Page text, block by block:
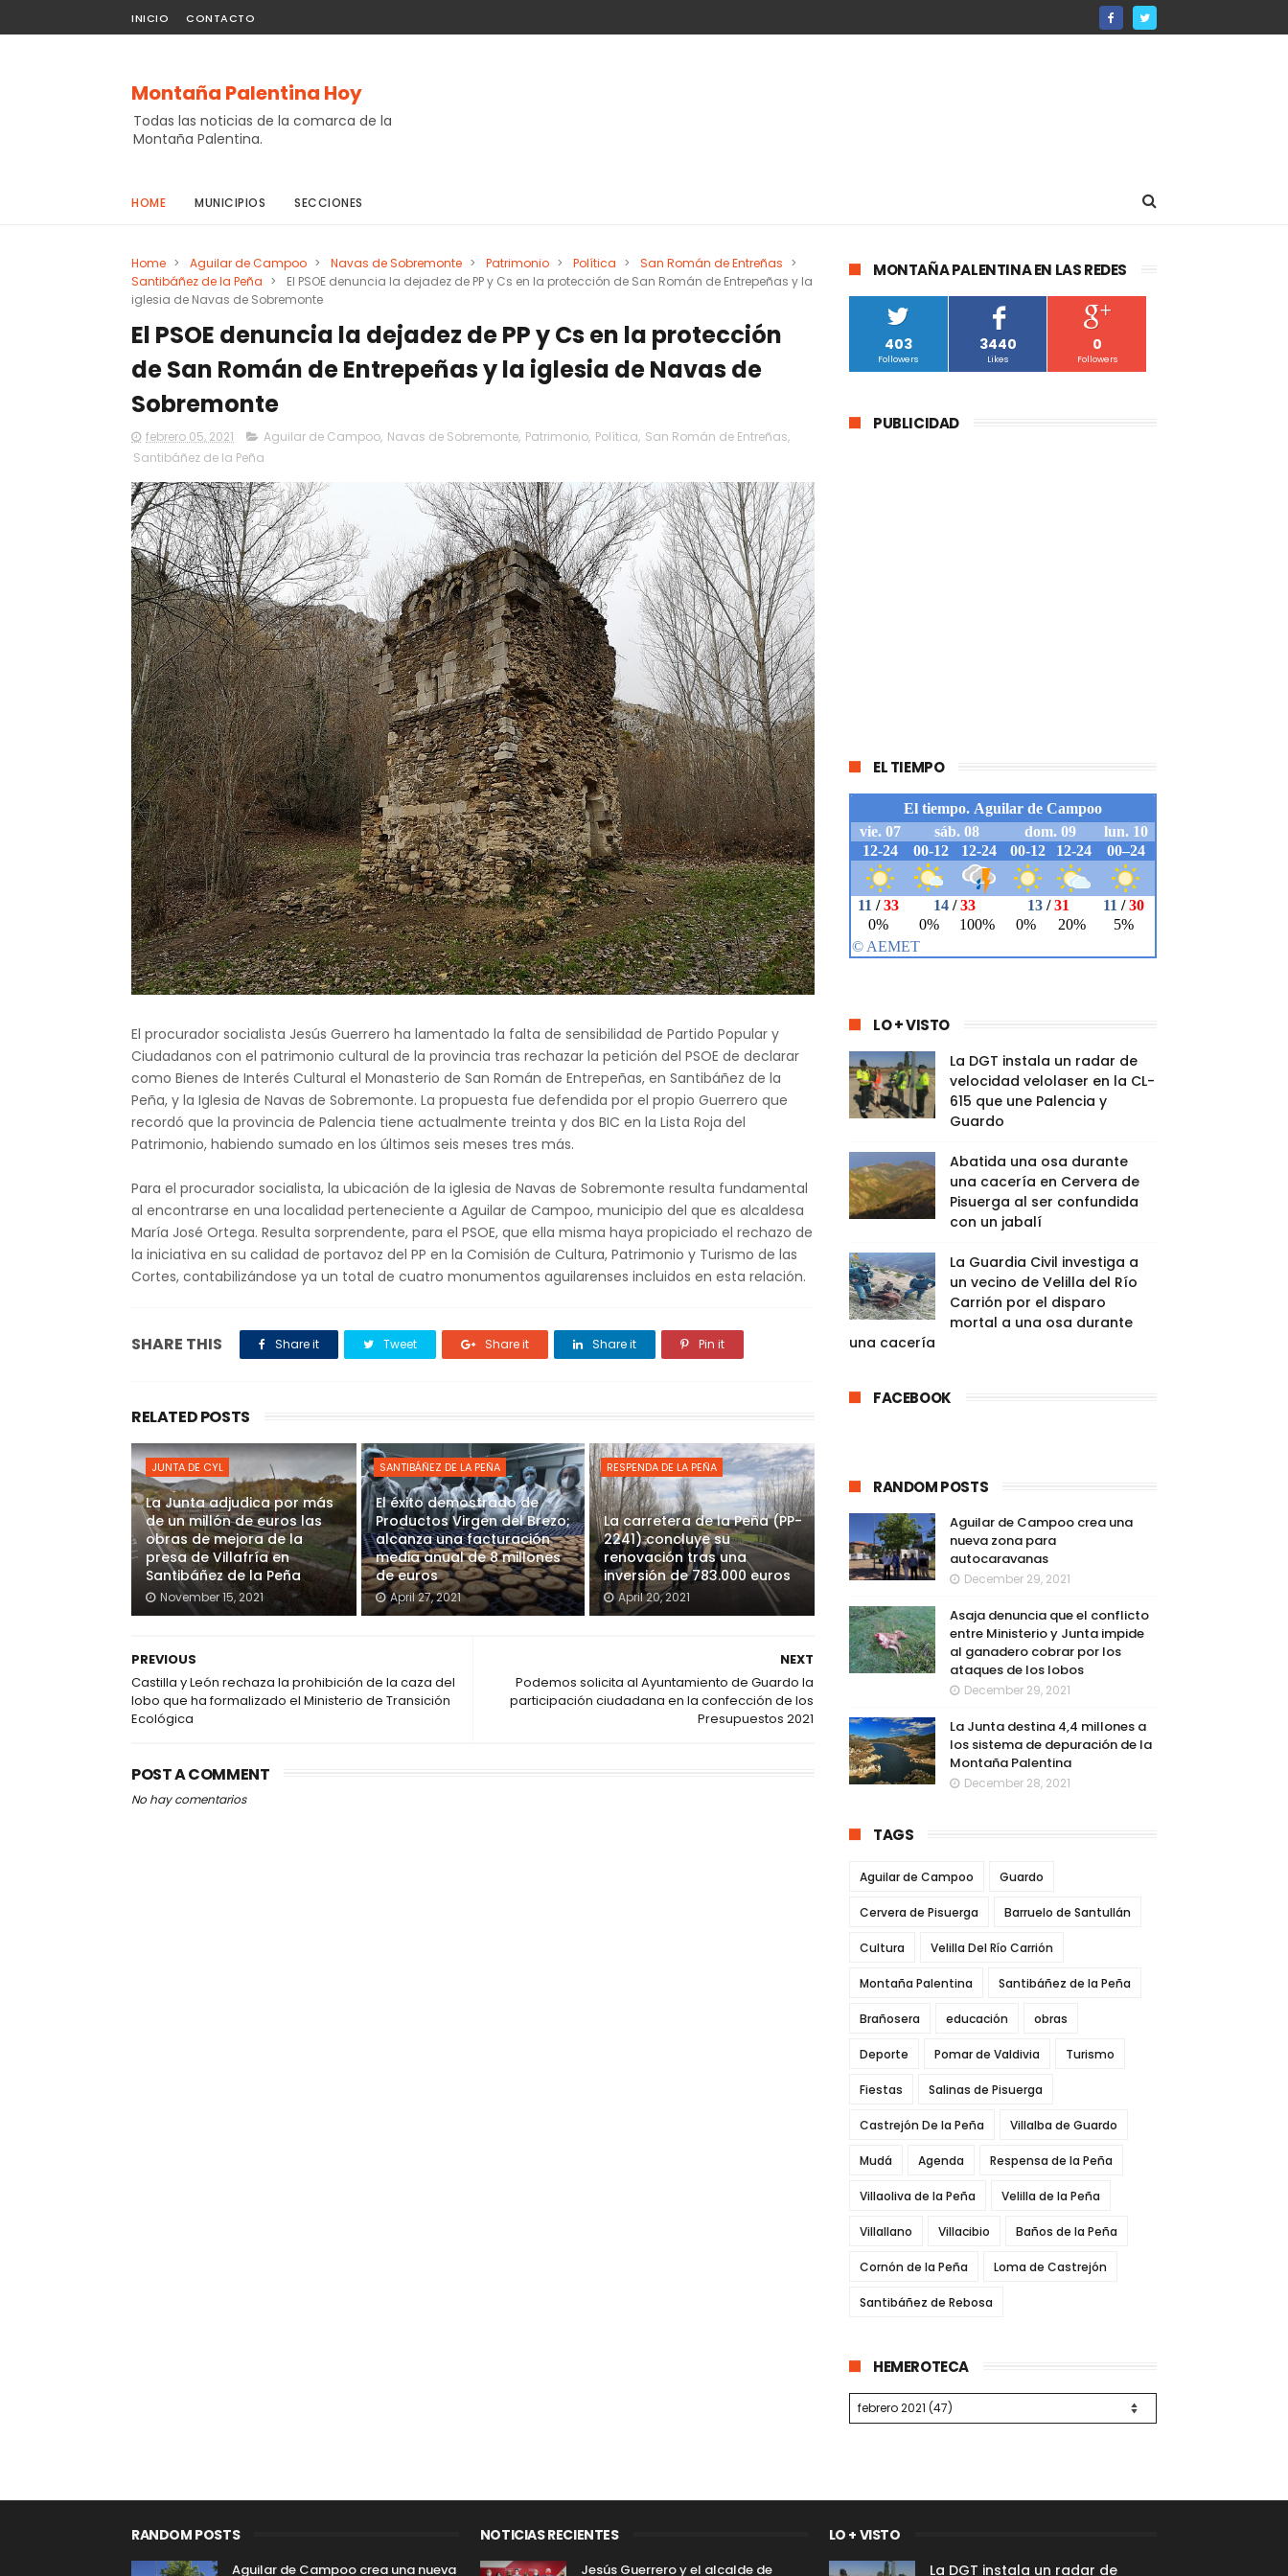
INICIO CONTACTO
Montaña Palentina Hoy
Todas las noticias de la comarca de la
Montaña Palentina.
HOME MUNICIPIOS SECCIONES
Home > Aguilar de Campoo > Navas de Sobremonte > Patrimonio > Política > San Román de Entreñas >
Santibáñez de la Peña >
El PSOE denuncia la dejadez de PP y Cs en la protección de San Román de Entrepeñas y la
iglesia de Navas de Sobremonte
El PSOE denuncia la dejadez de PP y Cs en la protección
de San Román de Entrepeñas y la iglesia de Navas de
Sobremonte
febrero 05, 2021 Aguilar de Campoo, Navas de Sobremonte, Patrimonio, Política, San Román de Entreñas,
Santibáñez de la Peña
El procurador socialista Jesús Guerrero ha lamentado la falta de sensibilidad de Partido Popular y
Ciudadanos con el patrimonio cultural de la provincia tras rechazar la petición del PSOE de declarar
como Bienes de Interés Cultural el Monasterio de San Román de Entrepeñas, en Santibáñez de la
Peña, y la Iglesia de Navas de Sobremonte. La propuesta fue defendida por el propio Guerrero que
recordó que la provincia de Palencia tiene actualmente treinta y dos BIC en la Lista Roja del
Patrimonio, habiendo sumado en los últimos seis meses tres más.
Para el procurador socialista, la ubicación de la iglesia de Navas de Sobremonte resulta fundamental
al encontrarse en una localidad perteneciente a Aguilar de Campoo, municipio del que es alcaldesa
María José Ortega. Resulta sorprendente, para el PSOE, que ella misma haya propiciado el rechazo de
la iniciativa en su calidad de portavoz del PP en la Comisión de Cultura, Patrimonio y Turismo de las
Cortes, contabilizándose ya un total de cuatro monumentos aguilarenses incluidos en esta relación.
SHARE THIS Share it Tweet Share it Share it Pin it
RELATED POSTS
JUNTA DE CYL
La Junta adjudica por más
de un millón de euros las
obras de mejora de la
presa de Villafría en
Santibáñez de la Peña
November 15, 2021
SANTIBÁÑEZ DE LA PEÑA
El éxito demostrado de
Productos Virgen del Brezo;
alcanza una facturación
media anual de 8 millones
de euros
April 27, 2021
RESPENDA DE LA PEÑA
La carretera de la Peña (PP-
2241) concluye su
renovación tras una
inversión de 783.000 euros
April 20, 2021
NEXT
Podemos solicita al Ayuntamiento de Guardo la
participación ciudadana en la confección de los
Presupuestos 2021
PREVIOUS
Castilla y León rechaza la prohibición de la caza del
lobo que ha formalizado el Ministerio de Transición
Ecológica
POST A COMMENT
No hay comentarios
MONTAÑA PALENTINA EN LAS REDES
403
Followers
3440
Likes
0
Followers
PUBLICIDAD
EL TIEMPO
LO + VISTO
La DGT instala un radar de
velocidad velolaser en la CL-
615 que une Palencia y
Guardo
Abatida una osa durante
una cacería en Cervera de
Pisuerga al ser confundida
con un jabalí
La Guardia Civil investiga a
un vecino de Velilla del Río
Carrión por el disparo
mortal a una osa durante
una cacería
FACEBOOK
RANDOM POSTS
Aguilar de Campoo crea una
nueva zona para
autocaravanas
December 29, 2021
Asaja denuncia que el conflicto
entre Ministerio y Junta impide
al ganadero cobrar por los
ataques de los lobos
December 29, 2021
La Junta destina 4,4 millones a
los sistema de depuración de la
Montaña Palentina
December 28, 2021
TAGS
Aguilar de Campoo Guardo
Cervera de Pisuerga Barruelo de Santullán
Cultura Velilla Del Río Carrión
Montaña Palentina Santibáñez de la Peña
Brañosera educación obras
Deporte Pomar de Valdivia Turismo
Fiestas Salinas de Pisuerga
Castrejón De la Peña Villalba de Guardo
Mudá Agenda Respensa de la Peña
Villaoliva de la Peña Velilla de la Peña
Villallano Villacibio Baños de la Peña
Cornón de la Peña Loma de Castrejón
Santibáñez de Rebosa
HEMEROTECA
RANDOM POSTS
Aguilar de Campoo crea una nueva
NOTICIAS RECIENTES
Jesús Guerrero y el alcalde de
LO + VISTO
La DGT instala un radar de